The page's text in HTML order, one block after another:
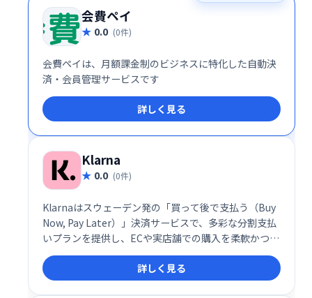
会費ペイ
0.0 (0件)
会費ペイは、月額課金制のビジネスに特化した自動決
済・会員管理サービスです
詳しく見る
Klarna
0.0 (0件)
Klarnaはスウェーデン発の「買って後で支払う（Buy
Now, Pay Later）」決済サービスで、多彩な分割支払
いプランを提供し、ECや実店舗での購入を柔軟かつ簡
便にします。
詳しく見る